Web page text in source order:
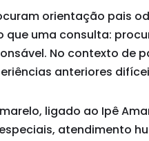
orientação pais
que uma consulta:
No contexto de
anteriores
ligado ao Ipê
atendimento